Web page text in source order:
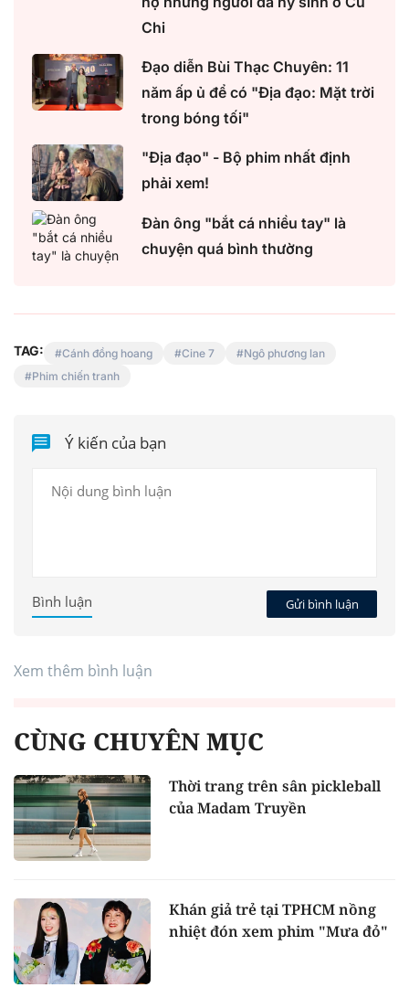
Chi
Đạo diễn Bùi Thạc Chuyên: 11
năm ấp ủ để có "Địa đạo: Mặt trời
trong bóng tối"
"Địa đạo" - Bộ phim nhất định
phải xem!
Đàn ông "bắt cá nhiều tay" là
chuyện quá bình thường
TAG: Cánh đồng hoang Cine 7
Ngô phương lan
Phim chiến tranh
Ý kiến của bạn
Gửi bình luận
Bình luận
Xem thêm bình luận
CÙNG CHUYÊN MỤC
Thời trang trên sân pickleball
của Madam Truyền
Khán giả trẻ tại TPHCM nồng
nhiệt đón xem phim "Mưa đỏ"